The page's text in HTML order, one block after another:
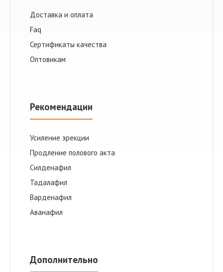
Доставка и оплата
Faq
Сертификаты качества
Оптовикам
Рекомендации
Усиление эрекции
Продление полового акта
Cилденафил
Тадалафил
Варденафил
Аванафил
Дополнительно